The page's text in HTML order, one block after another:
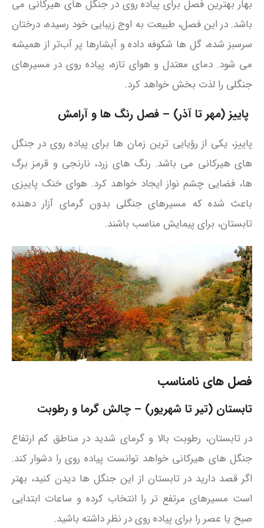
بهار بهترین فصل برای پیاده‌ روی در جنگل‌ های هیرکانی می
باشد. در این فصل، طبیعت به اوج زیبایی خود رسیده، درختان
سرسبز شده، گل‌ ها شکوفه داده و آبشارها پر آب‌تر از همیشه
می شود. دمای معتدل و هوای تازه، پیاده‌ روی در مسیرهای
جنگلی را لذت‌ بخش خواهد کرد.
پاییز (مهر تا آذر) – فصل رنگ‌ ها و آرامش
پاییز، یکی از رؤیایی‌ ترین زمان‌ ها برای پیاده‌ روی در جنگل‌
های هیرکانی می باشد. رنگ‌ های زرد، نارنجی و قرمز برگ‌
ها، فضایی چشم‌ نواز ایجاد خواهد کرد. هوای خنک پاییزی
باعث شده که مسیرهای جنگلی بدون گرمای آزار دهنده
تابستان، برای پیمایش مناسب باشند.
فصل های نامناسب
تابستان (تیر تا شهریور) – چالش گرما و رطوبت
در تابستان، رطوبت بالا و گرمای شدید در مناطق کم‌ ارتفاع
جنگل‌ های هیرکانی خواهد توانست پیاده‌ روی را دشوار کند.
اگر قصد دارید در تابستان از این جنگل‌ ها دیدن کنید، بهتر
است مسیرهای مرتفع‌ تر را انتخاب کرده و ساعات ابتدایی
صبح یا عصر را برای پیاده‌ روی در نظر داشته باشید.